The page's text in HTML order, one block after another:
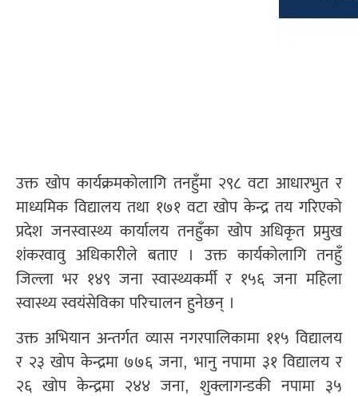
उक्त खोप कार्यक्रमकोलागि तनहुँमा २९८ वटा आधारभुत र
माध्यमिक विद्यालय तथा १७१ वटा खोप केन्द्र तय गरिएको
प्रदेश जनस्वास्थ्य कार्यालय तनहुँका खोप अधिकृत प्रमुख
शंकरवावु अधिकारीले बताए । उक्त कार्यकोलागि तनहुँ
जिल्ला भर १४९ जना स्वास्थ्यकर्मी र १५६ जना महिला
स्वास्थ्य स्वयंसेविका परिचालन हुनेछन् ।
उक्त अभियान अन्तर्गत व्यास नगरपालिकामा ११५ विद्यालय
र २३ खोप केन्द्रमा ७७६ जना, भानु नपामा ३१ विद्यालय र
२६ खोप केन्द्रमा २४४ जना, शुक्लागन्डकी नपामा ३५